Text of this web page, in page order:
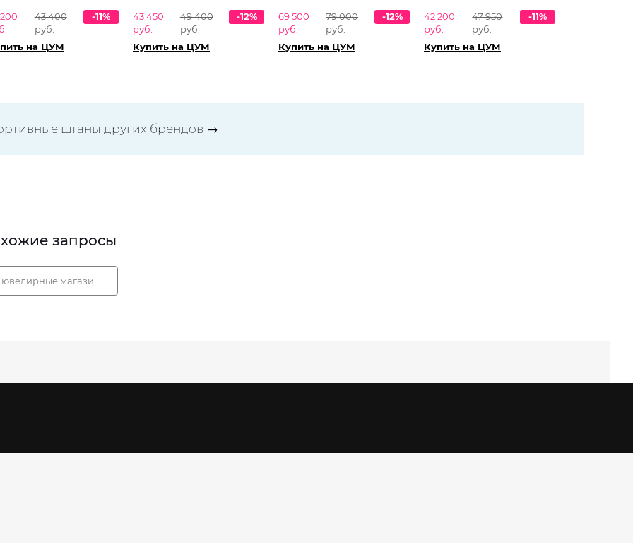
43 400
руб.
-11%
на ЦУМ
43 450
руб.
49 400
руб.
-12%
Купить на ЦУМ
69 500
руб.
79 000
руб.
-12%
Купить на ЦУМ
42 200
руб.
47 950
руб.
-11%
Купить на ЦУМ
штаны других брендов →
запросы
ювелирные магазины в липецке каталог цены